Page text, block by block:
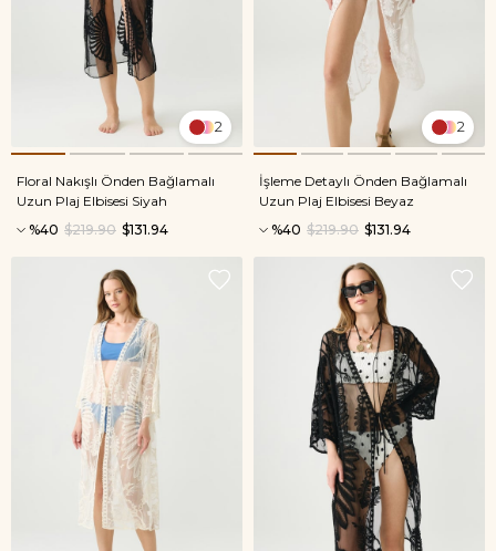
2
Floral Nakışlı Önden Bağlamalı
Uzun Plaj Elbisesi Siyah
%40
$131.94
$219.90
2
İşleme Detaylı Önden Bağlamalı
Uzun Plaj Elbisesi Beyaz
%40
$131.94
$219.90